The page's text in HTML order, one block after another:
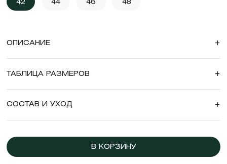
42 44 46 48
ОПИСАНИЕ +
ТАБЛИЦА РАЗМЕРОВ +
СОСТАВ И УХОД +
В КОРЗИНУ